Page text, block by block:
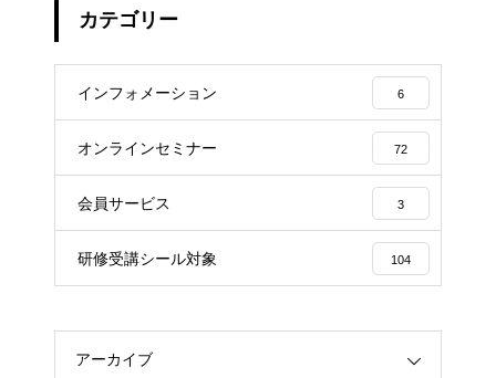
カテゴリー
インフォメーション 6
オンラインセミナー 72
会員サービス 3
研修受講シール対象 104
アーカイブ